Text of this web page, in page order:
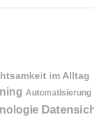
im Alltag
Automatisierung